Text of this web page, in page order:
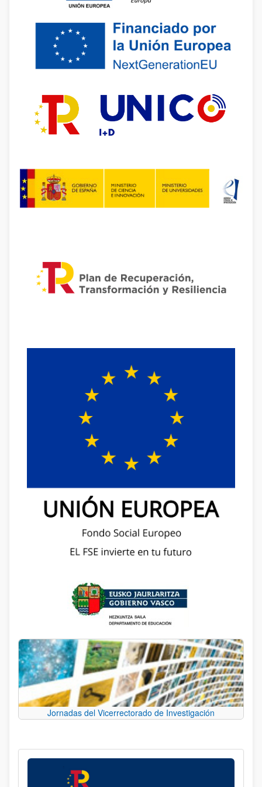
Jornadas del Vicerrectorado de Investigación